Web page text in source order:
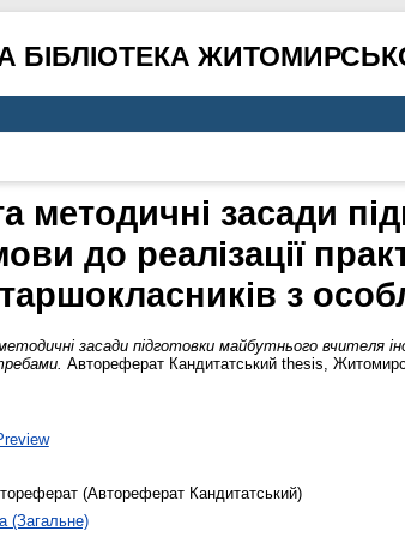
БІБЛІОТЕКА
методичні засади
до реалізації
з
засади підготовки майбутнього вчителя
Автореферат Кандитатський thesis,
(Автореферат Кандитатський)
(Загальне)